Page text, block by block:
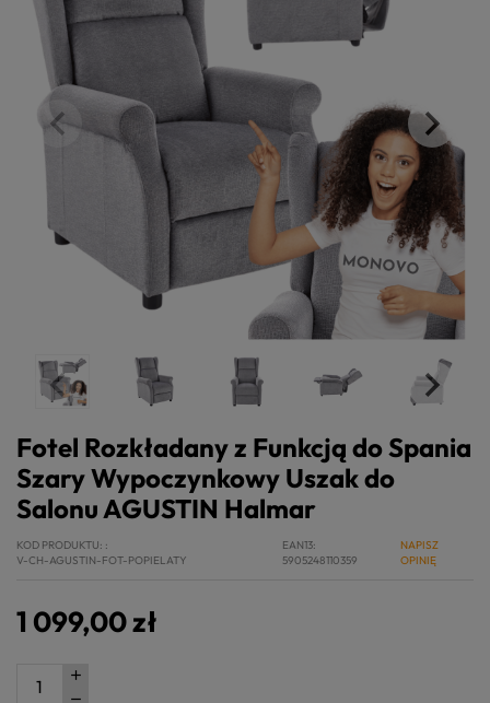
Fotel Rozkładany z Funkcją do Spania
Szary Wypoczynkowy Uszak do
Salonu AGUSTIN Halmar
KOD PRODUKTU:
V-CH-AGUSTIN-FOT-POPIELATY
EAN13
5905248110359
NAPISZ
OPINIĘ
1 099,00 zł